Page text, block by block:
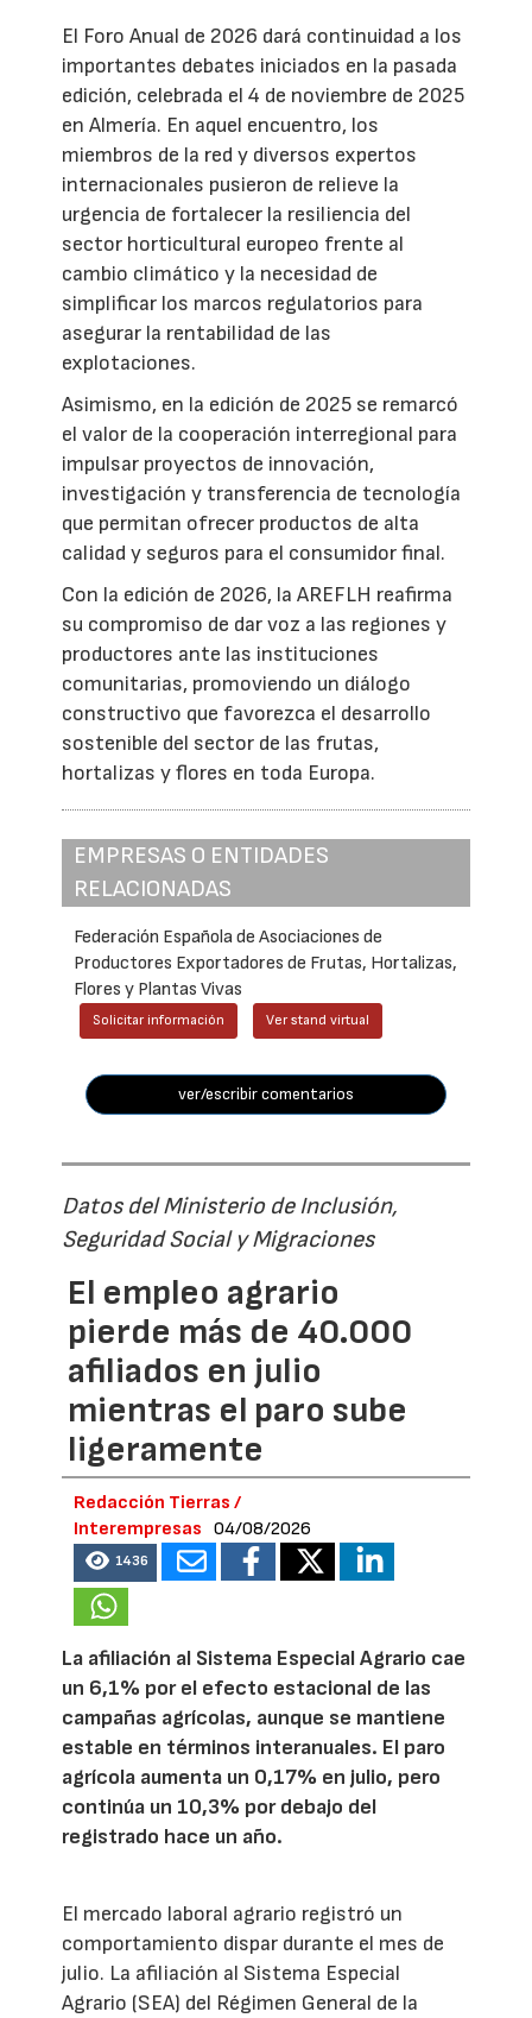
El Foro Anual de 2026 dará continuidad a los
importantes debates iniciados en la pasada
edición, celebrada el 4 de noviembre de 2025
en Almería. En aquel encuentro, los
miembros de la red y diversos expertos
internacionales pusieron de relieve la
urgencia de fortalecer la resiliencia del
sector horticultural europeo frente al
cambio climático y la necesidad de
simplificar los marcos regulatorios para
asegurar la rentabilidad de las
explotaciones.
Asimismo, en la edición de 2025 se remarcó
el valor de la cooperación interregional para
impulsar proyectos de innovación,
investigación y transferencia de tecnología
que permitan ofrecer productos de alta
calidad y seguros para el consumidor final.
Con la edición de 2026, la AREFLH reafirma
su compromiso de dar voz a las regiones y
productores ante las instituciones
comunitarias, promoviendo un diálogo
constructivo que favorezca el desarrollo
sostenible del sector de las frutas,
hortalizas y flores en toda Europa.
EMPRESAS O ENTIDADES
RELACIONADAS
Federación Española de Asociaciones de
Productores Exportadores de Frutas, Hortalizas,
Flores y Plantas Vivas
Solicitar información Ver stand virtual
ver/escribir comentarios
Datos del Ministerio de Inclusión,
Seguridad Social y Migraciones
El empleo agrario
pierde más de 40.000
afiliados en julio
mientras el paro sube
ligeramente
Redacción Tierras /
Interempresas
04/08/2026
1436
La afiliación al Sistema Especial Agrario cae
un 6,1% por el efecto estacional de las
campañas agrícolas, aunque se mantiene
estable en términos interanuales. El paro
agrícola aumenta un 0,17% en julio, pero
continúa un 10,3% por debajo del
registrado hace un año.
El mercado laboral agrario registró un
comportamiento dispar durante el mes de
julio. La afiliación al Sistema Especial
Agrario (SEA) del Régimen General de la